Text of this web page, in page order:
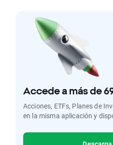
Accede a más de
Acciones, ETFs, Planes de
en la misma aplicación y